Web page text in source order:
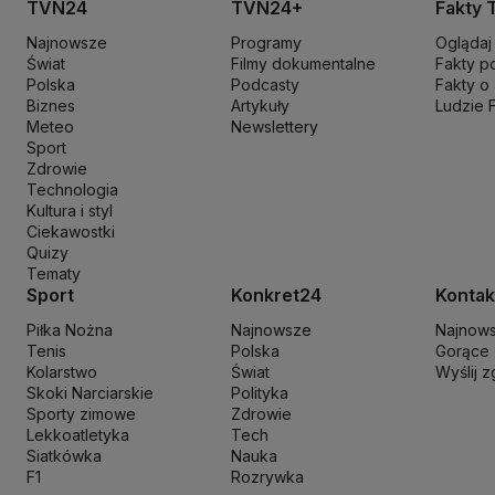
Ministerstwo Aktywów PaństwowychMinisterstwo Edukacji i
Ministerstwo Rozwoju i TechnologiiMinisterstwo Sportu i
Ministerstwo Nauki i Szkolnictwa Wyższego
Ministerstwo
Naczelny Sąd AdministracyjnyNajwyższa Izba Kontroli
Nowa Lewica
PKP CargoPKP Intercity
Prokuratura Krajowa
Rzecznik Praw Dziecka
Sławomir Mentzen
Szymon Hołownia
Tadeusz RydzykTikTok Tobiasz Bocheński
TVN24
Najnowsze
Świat
Polska
Biznes
Meteo
Sport
Zdrowie
Technologia
Kultura i styl
Ciekawostki
Quizy
Tematy
TVN24+
Programy
Filmy dokumentalne
Podcasty
Artykuły
Newslettery
Fakty
Fakty
Fakty o
Ludzie
Sport
Piłka Nożna
Tenis
Kolarstwo
Skoki Narciarskie
Sporty zimowe
Lekkoatletyka
Siatkówka
F1
Konkret24
Najnowsze
Polska
Świat
Polityka
Zdrowie
Tech
Nauka
Rozrywka
Gorące
Wyślij